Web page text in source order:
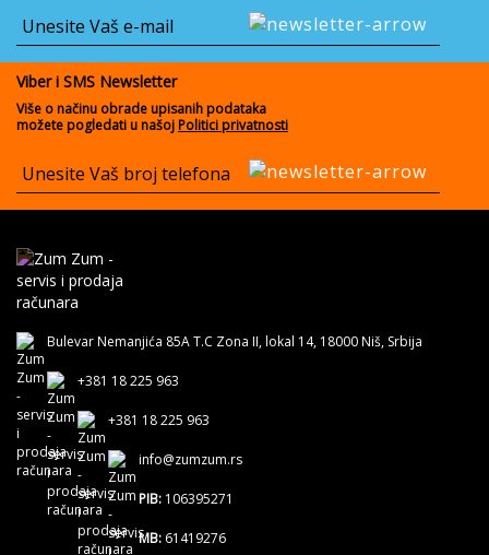
Viber i SMS Newsletter
Više o načinu obrade upisanih podataka
možete pogledati u našojPolitici privatnosti
Bulevar Nemanjića 85A T.C Zona II, lokal 14, 18000 Niš, Srbija
+381 18 225 963
+381 18 225 963
info@zumzum.rs
PIB: 106395271
MB: 61419276